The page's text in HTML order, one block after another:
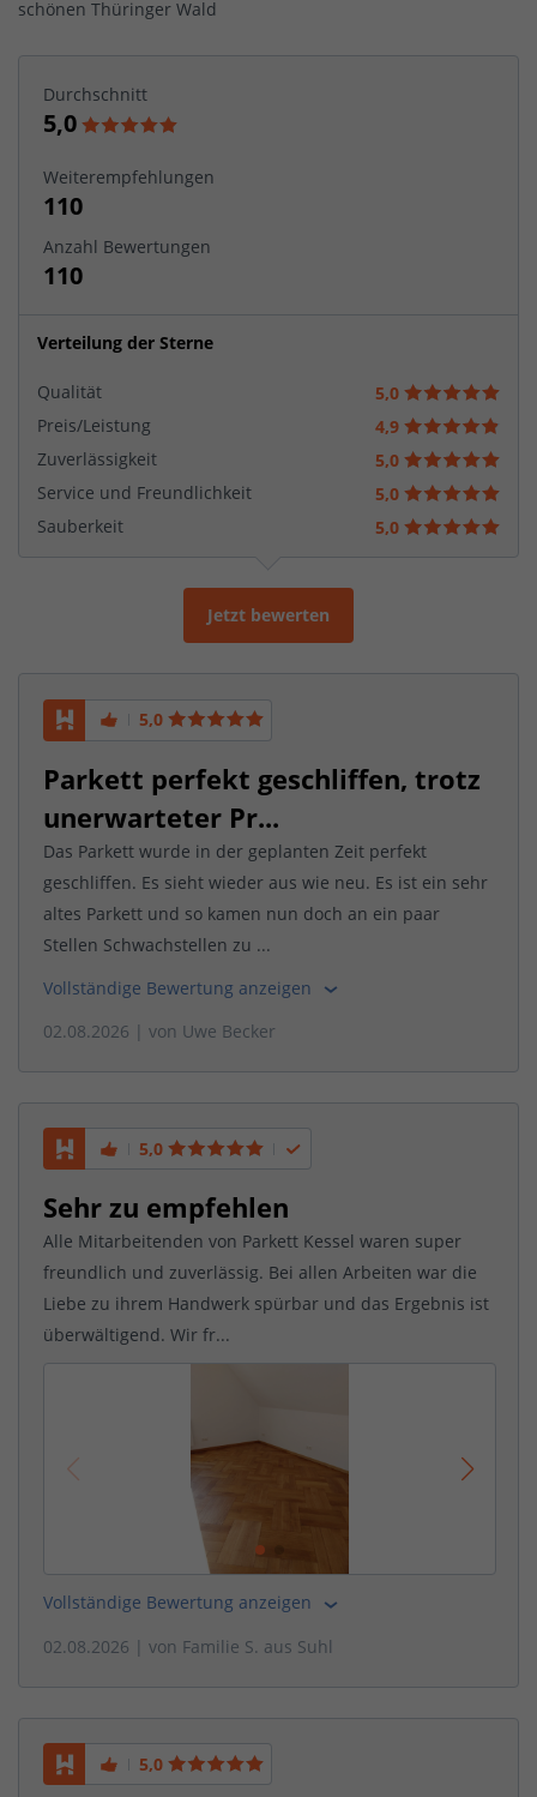
schönen Thüringer Wald
Durchschnitt
5,0
Weiterempfehlungen
110
Anzahl Bewertungen
110
Verteilung der Sterne
Qualität
5,0
Preis/Leistung
4,9
Zuverlässigkeit
5,0
Service und Freundlichkeit
5,0
Sauberkeit
5,0
Jetzt bewerten
5,0
Parkett perfekt geschliffen, trotz
unerwarteter Pr...
Das Parkett wurde in der geplanten Zeit perfekt
geschliffen. Es sieht wieder aus wie neu. Es ist ein sehr
altes Parkett und so kamen nun doch an ein paar
Stellen Schwachstellen zu ...
Vollständige Bewertung anzeigen
02.08.2026 | von Uwe Becker
5,0
Sehr zu empfehlen
Alle Mitarbeitenden von Parkett Kessel waren super
freundlich und zuverlässig. Bei allen Arbeiten war die
Liebe zu ihrem Handwerk spürbar und das Ergebnis ist
überwältigend. Wir fr...
Vollständige Bewertung anzeigen
02.08.2026 | von Familie S. aus Suhl
5,0